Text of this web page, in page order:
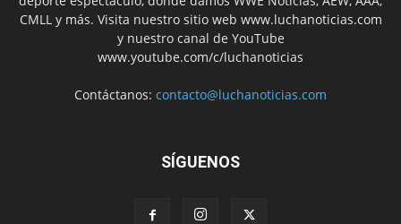
CMLL y más. Visita nuestro sitio web www.luchanoticias.com
y nuestro canal de YouTube
www.youtube.com/c/luchanoticias
Contáctanos: contacto@luchanoticias.com
SÍGUENOS